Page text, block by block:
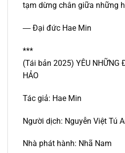
tạm dừng chân giữa những
― Đại đức Hae Min
***
(Tái bản 2025) YÊU NHỮNG
HẢO
Tác giả: Hae Min
Người dịch: Nguyễn Việt Tú
Nhà phát hành: Nhã Nam